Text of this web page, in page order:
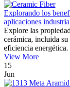
Explorando los
aplicaciones
Explore las
cerámica, incluida
eficiencia energética.
View More
15
Jun